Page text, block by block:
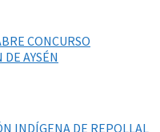
CONCURSO
AYSÉN
INDÍGENA DE REPOLLAL